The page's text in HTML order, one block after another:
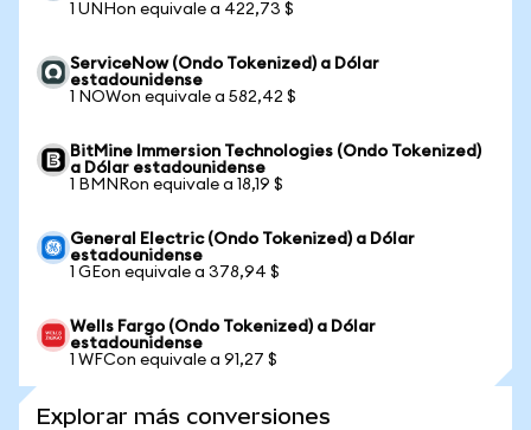
1 UNHon equivale a 422,73 $
ServiceNow (Ondo Tokenized) a Dólar
estadounidense
1 NOWon equivale a 582,42 $
BitMine Immersion Technologies (Ondo Tokenized)
a Dólar estadounidense
1 BMNRon equivale a 18,19 $
General Electric (Ondo Tokenized) a Dólar
estadounidense
1 GEon equivale a 378,94 $
Wells Fargo (Ondo Tokenized) a Dólar
estadounidense
1 WFCon equivale a 91,27 $
Explorar más conversiones